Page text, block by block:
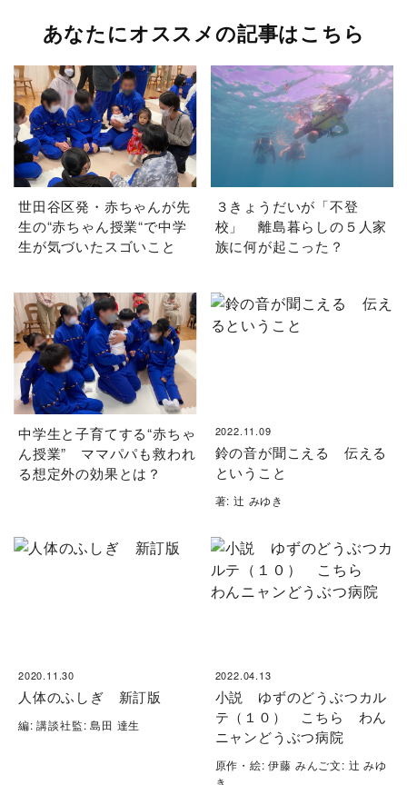
あなたにオススメの記事はこちら
世田谷区発・赤ちゃんが先
生の“赤ちゃん授業“で中学
生が気づいたスゴいこと
３きょうだいが「不登
校」 離島暮らしの５人家
族に何が起こった？
中学生と子育てする“赤ちゃ
ん授業” ママパパも救われ
る想定外の効果とは？
2022.11.09
鈴の音が聞こえる 伝える
ということ
著: 辻 みゆき
2020.11.30
人体のふしぎ 新訂版
編: 講談社監: 島田 達生
2022.04.13
小説 ゆずのどうぶつカル
テ（１０） こちら わん
ニャンどうぶつ病院
原作・絵: 伊藤 みんご文: 辻 みゆ
き